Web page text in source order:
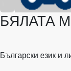
БЯЛАТА
Български език и